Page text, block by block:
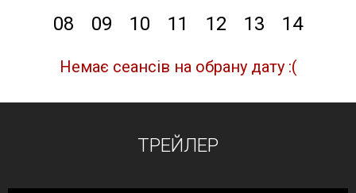
08
09 10 11 12 13 14
Немає сеансів на обрану дату :(
ТРЕЙЛЕР